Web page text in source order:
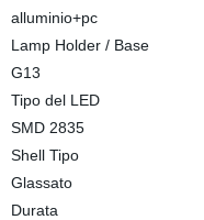
alluminio+pc
Lamp Holder / Base
G13
Tipo del LED
SMD 2835
Shell Tipo
Glassato
Durata